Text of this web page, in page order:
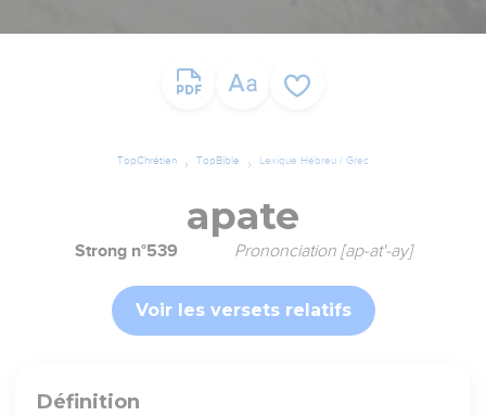
TopChrétien TopBible Lexique Hébreu / Grec
apate
Strong n°539 Prononciation [ap-at'-ay]
Voir les versets relatifs
Définition